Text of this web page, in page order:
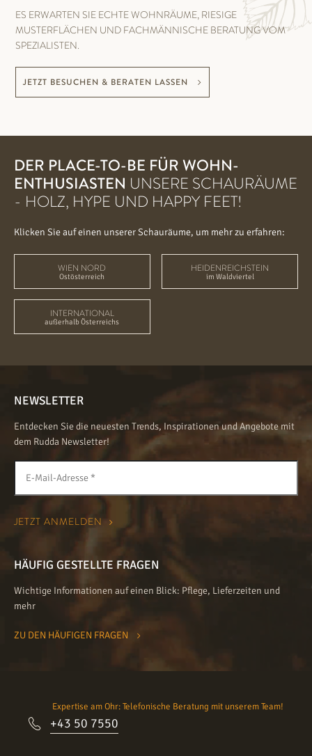
ES ERWARTEN SIE ECHTE WOHNRÄUME, RIESIGE
MUSTERFLÄCHEN UND FACHMÄNNISCHE BERATUNG VOM
SPEZIALISTEN.
JETZT BESUCHEN & BERATEN LASSEN
DER PLACE-TO-BE FÜR WOHN-
ENTHUSIASTEN UNSERE SCHAURÄUME
- HOLZ, HYPE UND HAPPY FEET!
Klicken Sie auf einen unserer Schauräume, um mehr zu erfahren:
WIEN NORD
Ostösterreich
HEIDENREICHSTEIN
im Waldviertel
INTERNATIONAL
außerhalb Österreichs
NEWSLETTER
Entdecken Sie die neuesten Trends, Inspirationen und Angebote mit
dem Rudda Newsletter!
HÄUFIG GESTELLTE FRAGEN
Wichtige Informationen auf einen Blick: Pflege, Lieferzeiten und
mehr
ZU DEN HÄUFIGEN FRAGEN
Expertise am Ohr: Telefonische Beratung mit unserem Team!
+43 50 7550